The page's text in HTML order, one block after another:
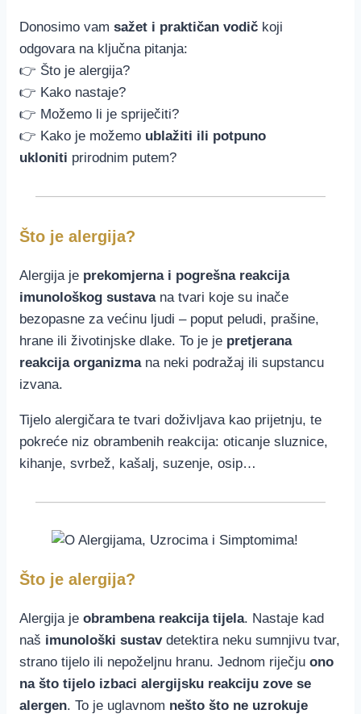
Donosimo vam sažet i praktičan vodič koji
odgovara na ključna pitanja:
👉 Što je alergija?
👉 Kako nastaje?
👉 Možemo li je spriječiti?
👉 Kako je možemo ublažiti ili potpuno
ukloniti prirodnim putem?
Što je alergija?
Alergija je prekomjerna i pogrešna reakcija
imunološkog sustavana tvari koje su inače
bezopasne za većinu ljudi – poput peludi, prašine,
hrane ili životinjske dlake. To je je pretjerana
reakcija organizmana neki podražaj ili supstancu
izvana.
Tijelo alergičara te tvari doživljava kao prijetnju, te
pokreće niz obrambenih reakcija: oticanje sluznice,
kihanje, svrbež, kašalj, suzenje, osip…
Što je alergija?
Alergija je obrambena reakcija tijela. Nastaje kad
naš imunološki sustavdetektira neku sumnjivu tvar,
strano tijelo ili nepoželjnu hranu. Jednom riječju ono
na što tijelo izbaci alergijsku reakciju zove se
alergen. To je uglavnom nešto što ne uzrokuje